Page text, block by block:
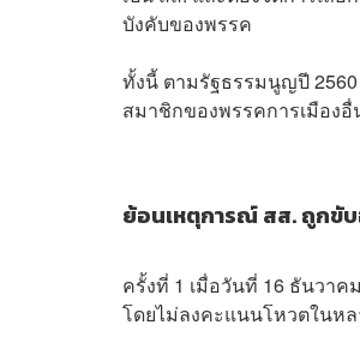
บังคับของพรรค
ทั้งนี้ ตามรัฐธรรมนูญปี
สมาชิกของพรรคการเมือง
ย้อนเหตุการณ์ สส. ถูกขั
ครั้งที่ 1 เมื่อวันที่ 16 ธันวา
โดยไม่ลงคะแนนโหวตในหล